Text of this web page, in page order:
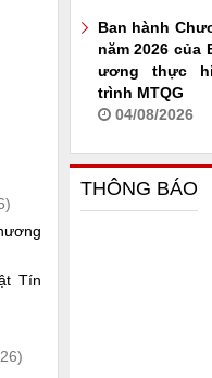
Tín
Ban hành
năm 2026 của
ương thực
trình MTQG
04/08/2026
THÔNG BÁO